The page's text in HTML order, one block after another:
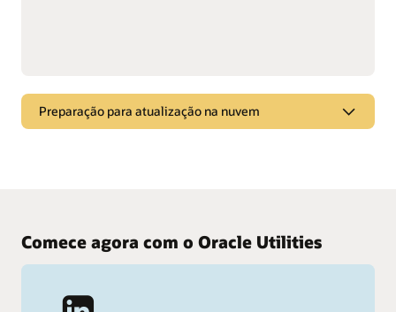
Preparação para atualização na nuvem
Conheça as novidades no Work and Asset Management
Comece agora com o Oracle Utilities